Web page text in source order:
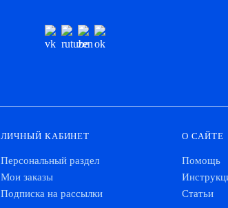
ЛИЧНЫЙ КАБИНЕТ
Персональный раздел
Мои заказы
Подписка на рассылки
О САЙТЕ
Помощь
Статьи